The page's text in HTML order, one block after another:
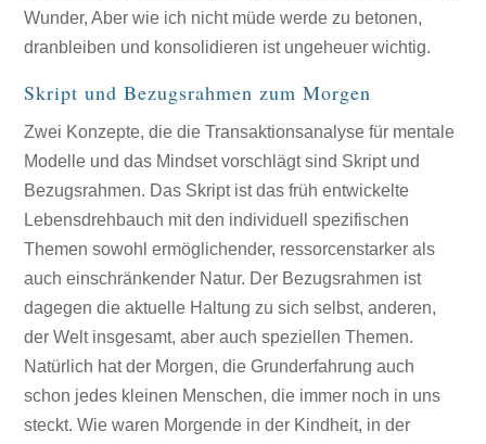
Wunder, Aber wie ich nicht müde werde zu betonen,
dranbleiben und konsolidieren ist ungeheuer wichtig.
Skript und Bezugsrahmen zum Morgen
Zwei Konzepte, die die Transaktionsanalyse für mentale
Modelle und das Mindset vorschlägt sind Skript und
Bezugsrahmen. Das Skript ist das früh entwickelte
Lebensdrehbauch mit den individuell spezifischen
Themen sowohl ermöglichender, ressorcenstarker als
auch einschränkender Natur. Der Bezugsrahmen ist
dagegen die aktuelle Haltung zu sich selbst, anderen,
der Welt insgesamt, aber auch speziellen Themen.
Natürlich hat der Morgen, die Grunderfahrung auch
schon jedes kleinen Menschen, die immer noch in uns
steckt. Wie waren Morgende in der Kindheit, in der